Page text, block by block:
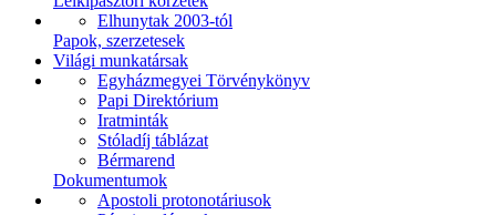
Elhunytak 2003-tól
Papok, szerzetesek
Világi munkatársak
Egyházmegyei Törvénykönyv
Papi Direktórium
Iratminták
Stóladíj táblázat
Bérmarend
Dokumentumok
Apostoli protonotáriusok